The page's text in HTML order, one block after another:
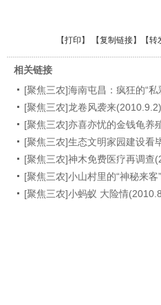
【打印 】 【复制链接】【转
相关链接
[聚焦三农]海南屯昌：疯狂的“
[聚焦三农]龙卷风袭来(2010.9.2)
[聚焦三农]亦喜亦忧的金钱龟养
[聚焦三农]生态文明家园建设看
[聚焦三农]神木免费医疗再调查
[聚焦三农]小山村里的“神秘来
[聚焦三农]小蚂蚁 大险情